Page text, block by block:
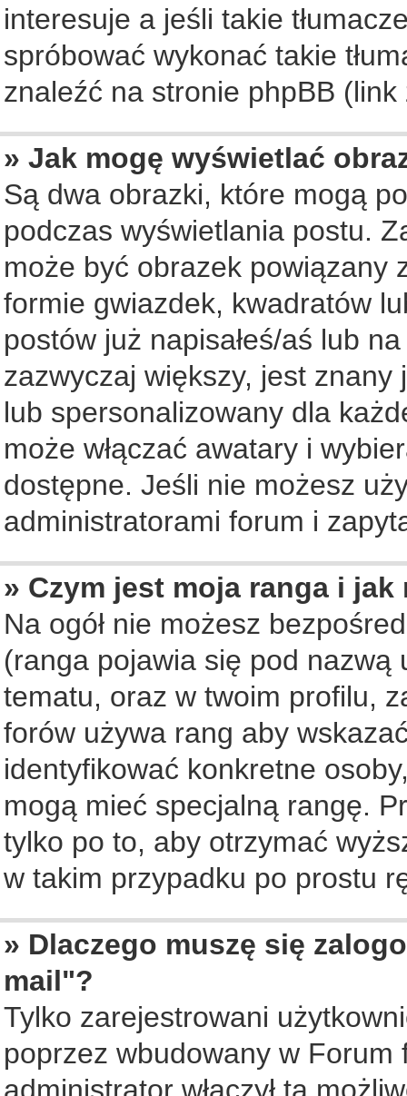
interesuje a jeśli takie
spróbować wykonać takie
znaleźć na stronie phpBB
» Jak mogę wyświetlać
Są dwa obrazki, które mogą
podczas wyświetlania postu.
może być obrazek powiązany
formie gwiazdek, kwadratów
postów już napisałeś/aś lub
zazwyczaj większy, jest
lub spersonalizowany dla
może włączać awatary i
dostępne. Jeśli nie możesz
administratorami forum i
» Czym jest moja ranga i
Na ogół nie możesz
(ranga pojawia się pod
tematu, oraz w twoim profilu,
forów używa rang aby
identyfikować konkretne
mogą mieć specjalną rangę.
tylko po to, aby otrzymać
w takim przypadku po prostu
» Dlaczego muszę się
mail"?
Tylko zarejestrowani
poprzez wbudowany w Forum